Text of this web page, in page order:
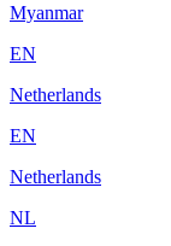
Myanmar
EN
Netherlands
EN
Netherlands
NL